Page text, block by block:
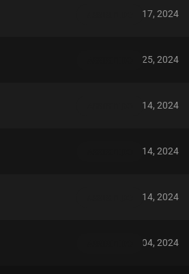
novembro 17, 2024
outubro 25, 2024
outubro 14, 2024
outubro 14, 2024
outubro 14, 2024
outubro 04, 2024